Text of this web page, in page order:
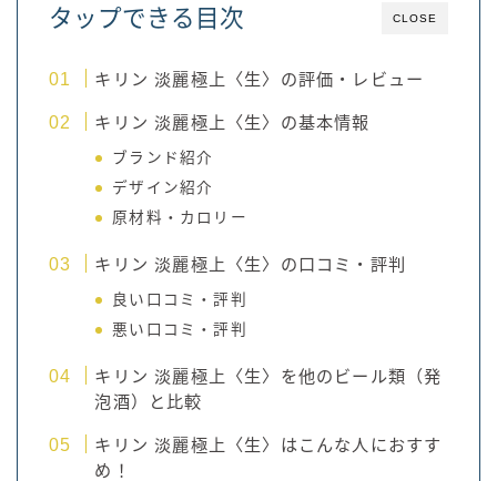
CLOSE
タップできる目次
キリン 淡麗極上〈生〉の評価・レビュー
キリン 淡麗極上〈生〉の基本情報
ブランド紹介
デザイン紹介
原材料・カロリー
キリン 淡麗極上〈生〉の口コミ・評判
良い口コミ・評判
悪い口コミ・評判
キリン 淡麗極上〈生〉を他のビール類（発
泡酒）と比較
キリン 淡麗極上〈生〉はこんな人におすす
め！